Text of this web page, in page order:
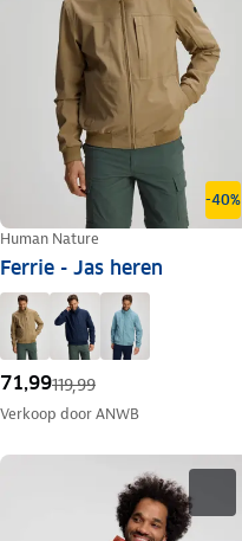
-40%
Human Nature
Ferrie - Jas heren
71,99119,99
Verkoop doorANWB